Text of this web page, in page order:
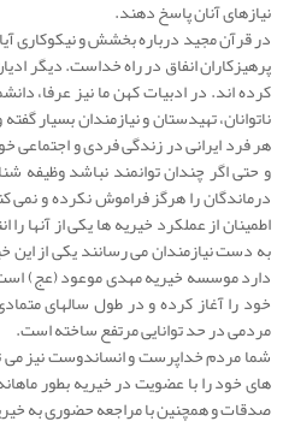
نیازهای آنان پاسخ دهند.
در قرآن مجید درباره بخشش و نیکوکاری
پرهیزکاران انفاق در راه خداست. دیگر
کرده اند. در ادبیات کهن ما نیز عرفا،
ناتوانان، تهیدستان و نیازمندان بسیار
هر فرد ایرانی در زندگی فردی و
و حتی اگر چندان توانمند نباشد وظیفه
درماندگان را هرگز فراموش نکرده و نمی
اطمینان از عملکرد خیریه ها یکی از آنها
به دست نیازمندان می رسانند یکی از این
خود را آغاز کرده و در طول سالهای
مردمی در حد توانایی مرتفع ساخته است.
شما مردم خداپرست و انساندوست نیز می
های خود را با عضویت در خیریه بطور
صدقات و همچنین با مراجعه حضوری به